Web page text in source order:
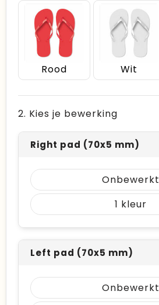
Rood Wit
2. Kies je bewerking
Right pad (70x5 mm)
Onbewerkt
1
Left pad (70x5 mm)
Onbewerkt